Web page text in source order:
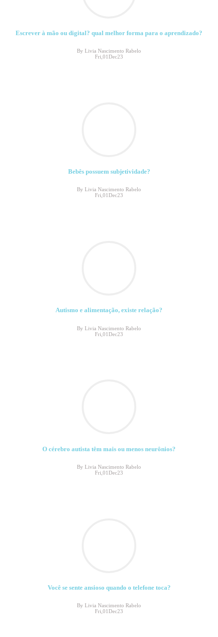
Escrever à mão ou digital? qual melhor forma para o aprendizado?
By Livia Nascimento Rabelo
Fri,01Dec23
Bebês possuem subjetividade?
By Livia Nascimento Rabelo
Fri,01Dec23
Autismo e alimentação, existe relação?
By Livia Nascimento Rabelo
Fri,01Dec23
O cérebro autista têm mais ou menos neurônios?
By Livia Nascimento Rabelo
Fri,01Dec23
Você se sente ansioso quando o telefone toca?
By Livia Nascimento Rabelo
Fri,01Dec23